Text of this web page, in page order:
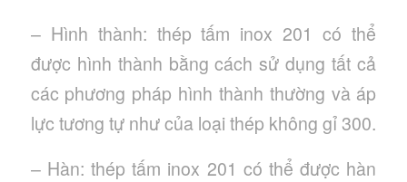
– Hình thành: thép tấm inox 201 có thể
được hình thành bằng cách sử dụng tất cả
các phương pháp hình thành thường và áp
lực tương tự như của loại thép không gỉ 300.
– Hàn: thép tấm inox 201 có thể được hàn